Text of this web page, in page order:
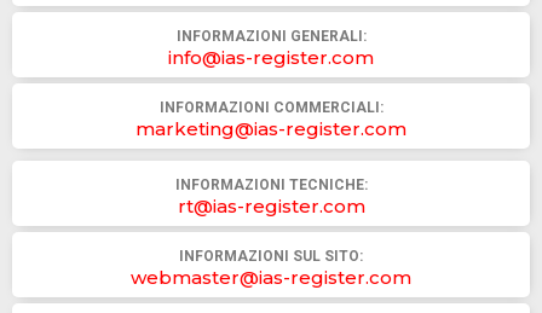
INFORMAZIONI GENERALI:
info@ias-register.com
INFORMAZIONI COMMERCIALI:
marketing@ias-register.com
INFORMAZIONI TECNICHE:
rt@ias-register.com
INFORMAZIONI SUL SITO:
webmaster@ias-register.com